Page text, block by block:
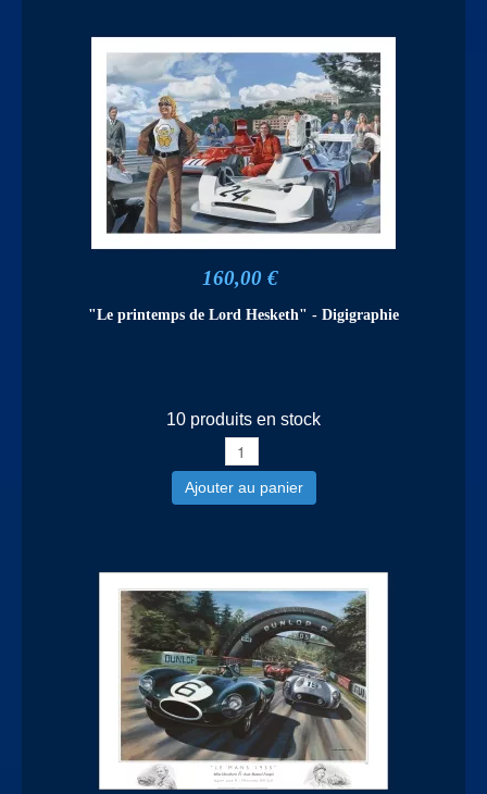
160,00 €
"Le printemps de Lord Hesketh" - Digigraphie
10 produits en stock
Ajouter au panier